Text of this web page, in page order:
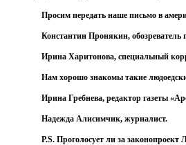
Просим передать наше письмо в
Константин Пронякин, обозреватель
Ирина Харитонова, специальный
Нам хорошо знакомы такие
Ирина Гребнева, редактор газеты
Надежда Алисимчик, журналист.
P.S. Проголосует ли за